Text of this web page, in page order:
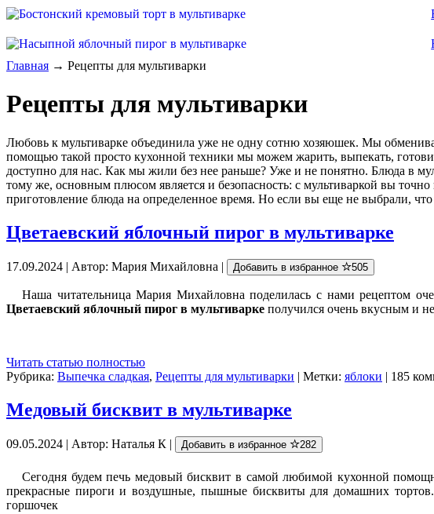
Главная → Рецепты для мультиварки
Рецепты для мультиварки
Любовь к мультиварке объединила уже не одну сотню хозяюшек. Мы
помощью такой просто кухонной техники мы можем жарить, выпекать,
доступно для нас. Как мы жили без нее раньше? Уже и не понятно. Блюда в
тому же, основным плюсом является и безопасность: с мультиваркой вы
приготовление блюда на определенное время. Но если вы еще не выбрали,
Цветаевский яблочный пирог в мультиварке
17.09.2024 | Автор: Мария Михайловна | Добавить в избранное 505
Наша читательница Мария Михайловна поделилась с нами рецептом
Цветаевский яблочный пирог в мультиварке получился очень вкусным и
Читать статью полностью
Рубрика: Выпечка сладкая, Рецепты для мультиварки | Метки: яблоки | 185
Медовый бисквит в мультиварке
09.05.2024 | Автор: Наталья К | Добавить в избранное 282
Сегодня будем печь медовый бисквит в самой любимой кухонной
прекрасные пироги и воздушные, пышные бисквиты для домашних
горшочек